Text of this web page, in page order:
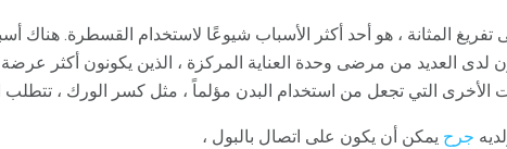
تفريغ المثانة ، هو أحد أكثر الأسباب شيوعًا لاستخدام القسطرة. هناك
العديد من مرضى وحدة العناية المركزة ، الذين يكونون أكثر
الأخرى التي تجعل من استخدام البدن مؤلماً ، مثل كسر الورك ،
جرح يمكن أن يكون على اتصال بالبول ،